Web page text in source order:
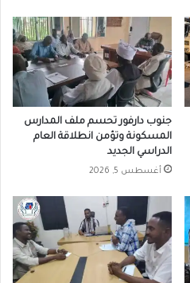
جنوب دارفور تحسم ملف المدارس
المسكونة وتؤمن انطلاقة العام
الدراسي الجديد
أغسطس 5, 2026